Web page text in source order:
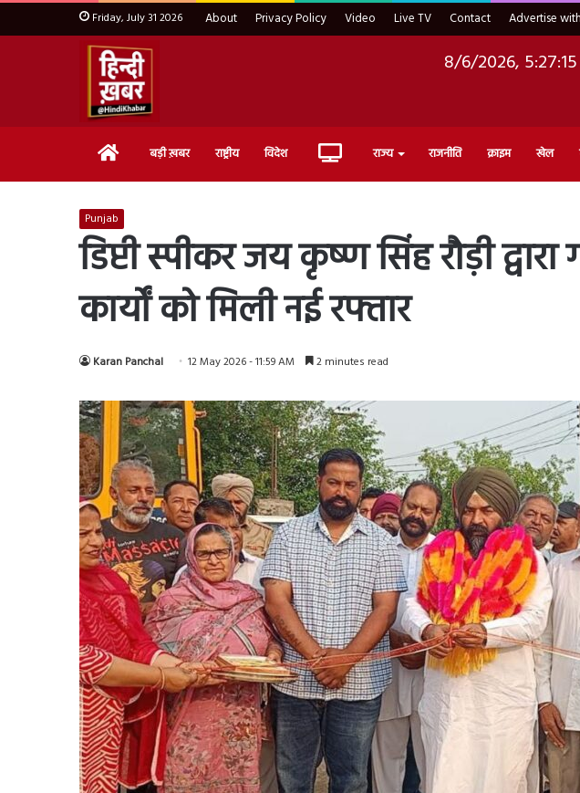
Friday, July 31 2026 About Privacy Policy Video Live TV Contact Advertise
8/6/2026,
Home बड़ी ख़बर राष्ट्रीय विदेश Live राज्य राजनीति क्राइम खेल
Punjab
डिप्टी स्पीकर जय कृष्ण सिंह रौड़ी
कार्यों को मिली नई रफ्तार
Karan Panchal 12 May 2026 - 11:59 AM 2 minutes read